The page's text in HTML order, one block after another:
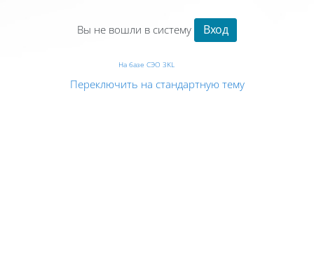
Вы не вошли в систему Вход
На базе СЭО 3KL
Переключить на стандартную тему